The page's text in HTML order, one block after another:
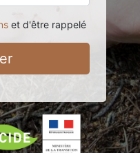
et d'être rappelé